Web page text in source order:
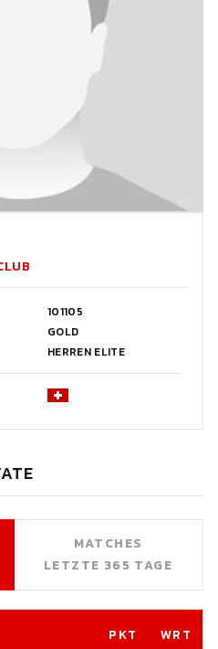
101105
GOLD
HERREN ELITE
MATCHES
LETZTE 365 TAGE
PKT WRT